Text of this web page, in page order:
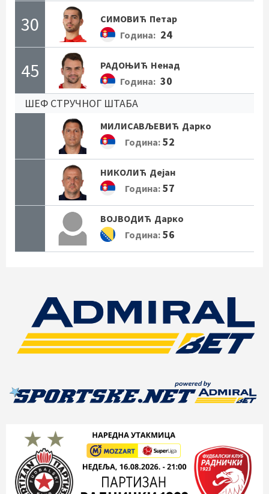
30 СИМОВИЋ Петар
Година: 24
45 РАДОЊИЋ Ненад
Година: 30
ШЕФ СТРУЧНОГ ШТАБА
МИЛИСАВЉЕВИЋ Дарко
Година: 52
НИКОЛИЋ Дејан
Година: 57
ВОЈВОДИЋ Дарко
Година: 56